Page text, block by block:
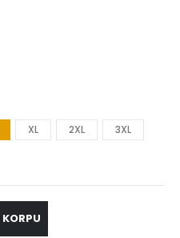
XL 2XL 3XL